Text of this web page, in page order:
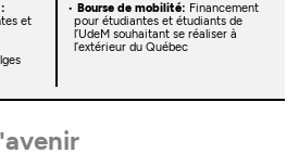
et
Bourse de mobilité: Financement
pour étudiantes et étudiants de
l’UdeM souhaitant se réaliser à
l’extérieur du Québec